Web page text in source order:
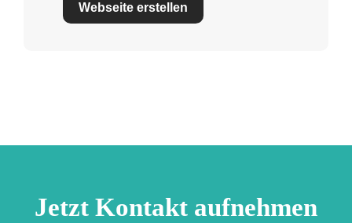
Webseite erstellen
Jetzt Kontakt aufnehmen